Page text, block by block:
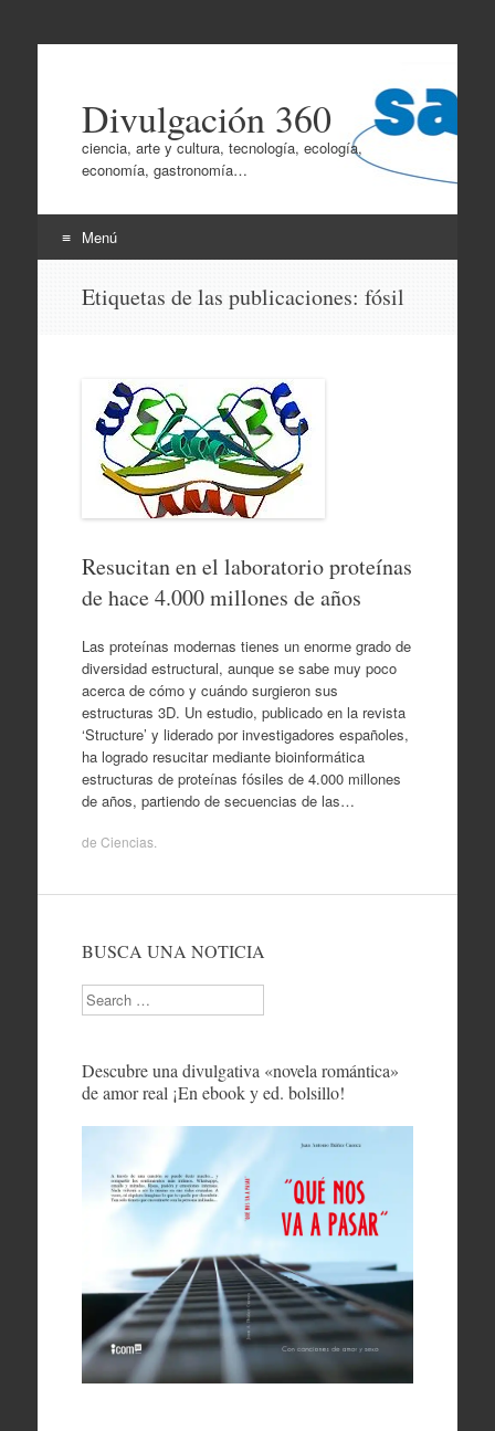
Divulgación 360
ciencia, arte y cultura, tecnología, ecología,
economía, gastronomía…
Menú
Etiquetas de las publicaciones: fósil
Resucitan en el laboratorio proteínas
de hace 4.000 millones de años
Las proteínas modernas tienes un enorme grado de
diversidad estructural, aunque se sabe muy poco
acerca de cómo y cuándo surgieron sus
estructuras 3D. Un estudio, publicado en la revista
‘Structure’ y liderado por investigadores españoles,
ha logrado resucitar mediante bioinformática
estructuras de proteínas fósiles de 4.000 millones
de años, partiendo de secuencias de las…
de Ciencias.
BUSCA UNA NOTICIA
Search
Descubre una divulgativa «novela romántica»
de amor real ¡En ebook y ed. bolsillo!